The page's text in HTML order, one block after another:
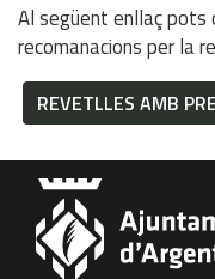
Al següent enllaç pots
recomanacions per la
REVETLLES AMB